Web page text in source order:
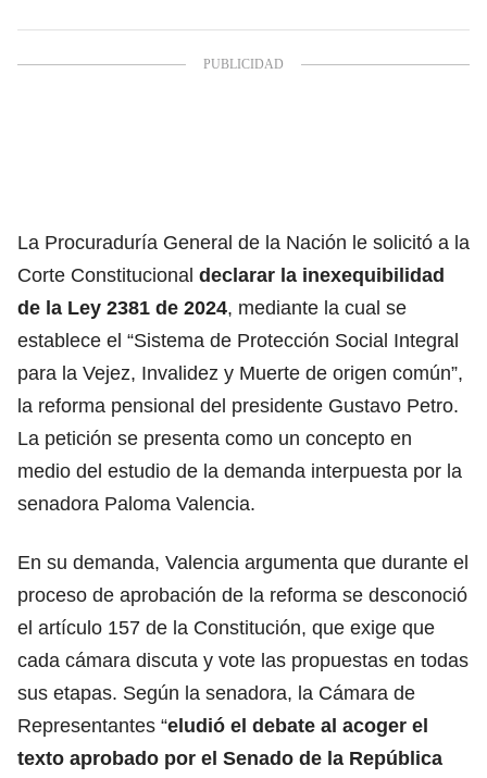
La Procuraduría General de la Nación le solicitó a la
Corte Constitucional declarar la inexequibilidad
de la Ley 2381 de 2024, mediante la cual se
establece el “Sistema de Protección Social Integral
para la Vejez, Invalidez y Muerte de origen común”,
la reforma pensional del presidente Gustavo Petro.
La petición se presenta como un concepto en
medio del estudio de la demanda interpuesta por la
senadora Paloma Valencia.
En su demanda, Valencia argumenta que durante el
proceso de aprobación de la reforma se desconoció
el artículo 157 de la Constitución, que exige que
cada cámara discuta y vote las propuestas en todas
sus etapas. Según la senadora, la Cámara de
Representantes “eludió el debate al acoger el
texto aprobado por el Senado de la República